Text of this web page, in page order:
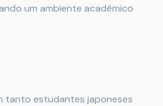
um ambiente acadêmico
tanto estudantes japoneses